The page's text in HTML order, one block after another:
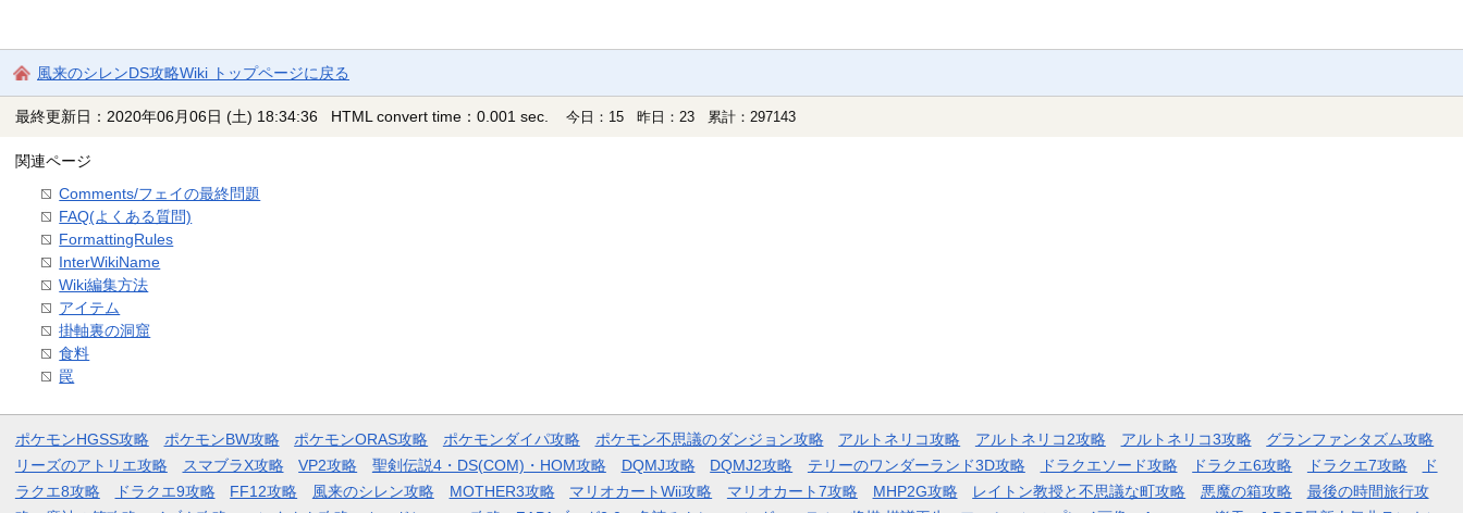
風来のシレンDS攻略Wiki トップページに戻る
最終更新日：2020年06月06日 (土) 18:34:36 HTML convert time：0.001 sec. 今日：15 昨日：23 累計：297143
関連ページ
Comments/フェイの最終問題
FAQ(よくある質問)
FormattingRules
InterWikiName
Wiki編集方法
アイテム
掛軸裏の洞窟
食料
罠
ポケモンHGSS攻略 ポケモンBW攻略 ポケモンORAS攻略 ポケモンダイパ攻略 ポケモン不思議のダンジョン攻略 アルトネリコ攻略 アルトネリコ2攻略 アルトネリコ3攻略
グランファンタズム攻略
リーズのアトリエ攻略
スマブラX攻略 VP2攻略 聖剣伝説4・DS(COM)・HOM攻略 DQMJ攻略 DQMJ2攻略 テリーのワンダーランド3D攻略 ドラクエソード攻略 ドラクエ6攻略 ドラクエ7攻略
ド
ラクエ8攻略
ドラクエ9攻略 FF12攻略 風来のシレン攻略 MOTHER3攻略 マリオカートWii攻略 マリオカート7攻略 MHP2G攻略 レイトン教授と不思議な町攻略 悪魔の箱攻略
最後の時間旅行攻